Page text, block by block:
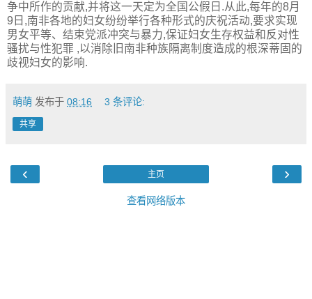
争中所作的贡献,并将这一天定为全国公假日.从此,每年的8月
9日,南非各地的妇女纷纷举行各种形式的庆祝活动,要求实现
男女平等、结束党派冲突与暴力,保证妇女生存权益和反对性
骚扰与性犯罪 ,以消除旧南非种族隔离制度造成的根深蒂固的
歧视妇女的影响.
萌萌 发布于 08:16 3 条评论:
共享
‹ ›
主页
查看网络版本